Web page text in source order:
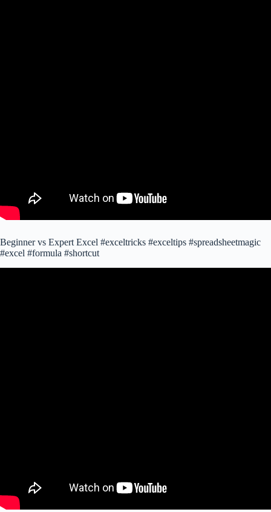
Beginner vs Expert Excel #exceltricks #exceltips #spreadsheetmagic
#excel #formula #shortcut